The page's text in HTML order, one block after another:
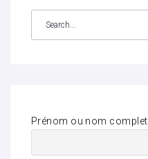
Prénom ou nom complet